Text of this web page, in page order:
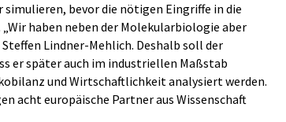
bevor die nötigen Eingriffe in die
haben neben der Molekularbiologie aber
Lindner-Mehlich. Deshalb soll der
er später auch im industriellen Maßstab
und Wirtschaftlichkeit analysiert werden.
acht europäische Partner aus Wissenschaft